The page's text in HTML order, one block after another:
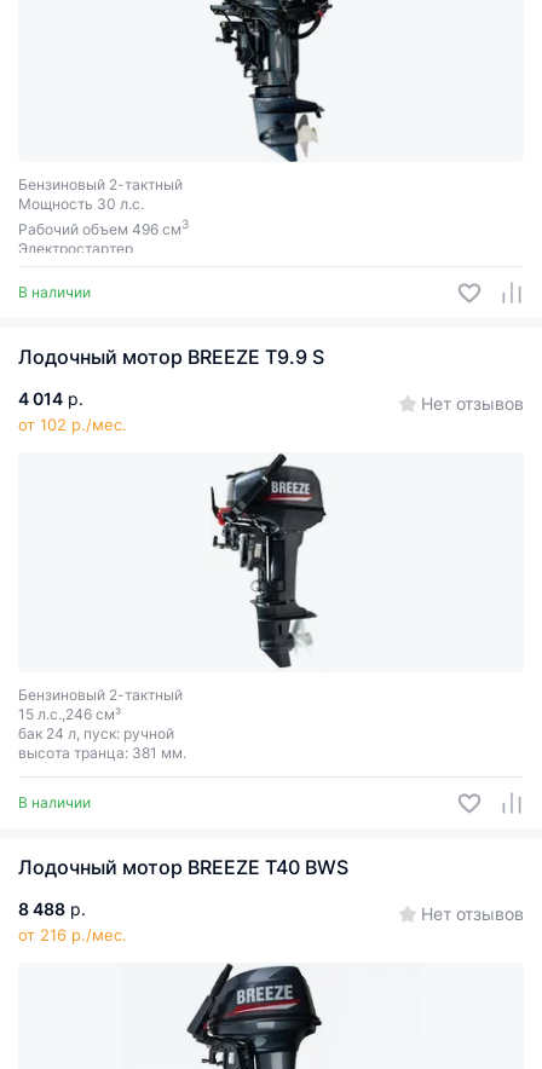
Бензиновый 2-тактный
Мощность 30 л.с.
Рабочий объем 496 см3
Электростартер
В наличии
Лодочный мотор BREEZE T9.9 S
4 014 р.
от 102 р./мес.
Нет отзывов
Бензиновый 2-тактный
15 л.с.,246 см³
бак 24 л, пуск: ручной
высота транца: 381 мм.
В наличии
Лодочный мотор BREEZE T40 BWS
8 488 р.
от 216 р./мес.
Нет отзывов